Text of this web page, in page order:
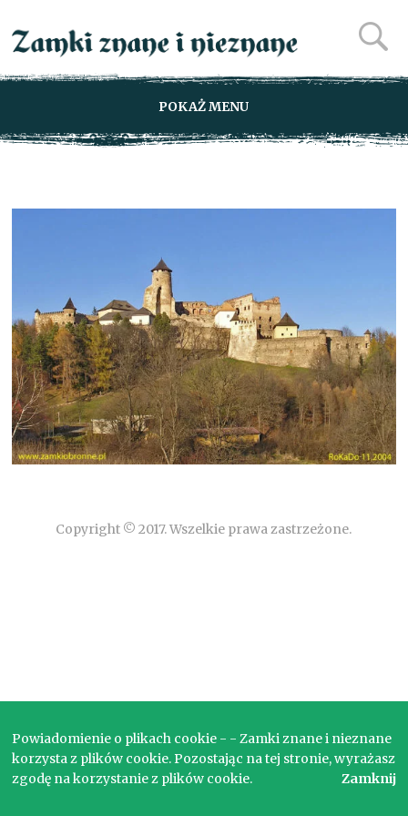
POKAŻ MENU
Copyright © 2017. Wszelkie prawa zastrzeżone.
Powiadomienie o plikach cookie - - Zamki znane i nieznane
korzysta z plików cookie. Pozostając na tej stronie, wyrażasz
zgodę na korzystanie z plików cookie.
Zamknij